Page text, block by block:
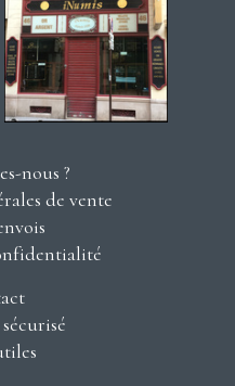
nous ?
de vente